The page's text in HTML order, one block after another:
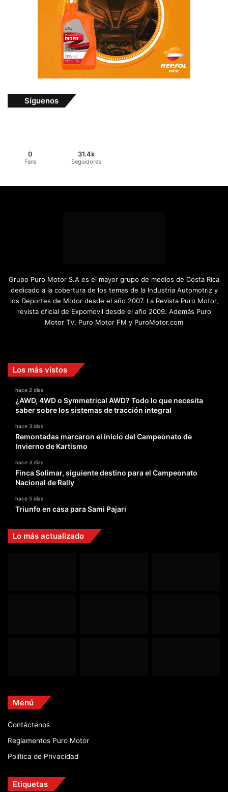
Síguenos
0
Fans
31.4k
Seguidores
Grupo Puro Motor S.A es el mayor grupo de medios de Costa Rica
dedicado a la cobertura de los temas de la Industria Automotriz y
los Deportes de Motor desde el año 2007. La Revista Puro Motor,
revista oficial de Expomovil desde el año 2009. Además Puro
Motor TV, Puro Motor FM y PuroMotor.com
Los más vistos
hace 2 días
¿AWD, 4WD o Symmetrical AWD? Todo lo que necesita
saber sobre los sistemas de tracción integral
hace 3 días
Remontadas marcaron el inicio del Campeonato de
Invierno de Kartismo
hace 3 días
Finca Solimar, siguiente destino para el Campeonato
Nacional de Rally
hace 5 días
Triunfo en casa para Sami Pajari
Lo más actualizado
Menú
Contáctenos
Reglamentos Puro Motor
Política de Privacidad
Etiquetas